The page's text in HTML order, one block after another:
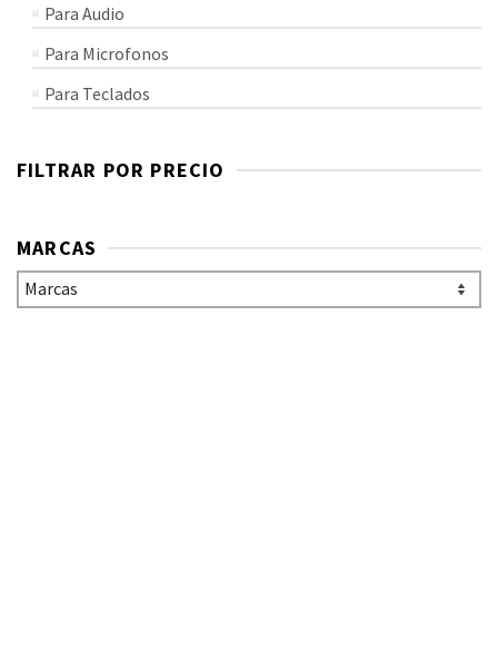
Para Audio
Para Microfonos
Para Teclados
FILTRAR POR PRECIO
MARCAS